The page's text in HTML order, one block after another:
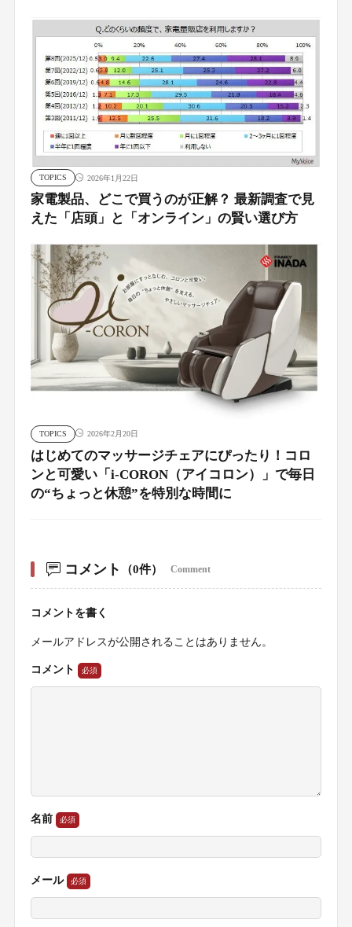
TOPICS 2026年1月22日
家電製品、どこで買うのが正解？ 最新調査で見
えた「店頭」と「オンライン」の賢い選び方
TOPICS 2026年2月20日
はじめてのマッサージチェアにぴったり！コロ
ンと可愛い「i-CORON（アイコロン）」で毎日
の“ちょっと休憩”を特別な時間に
コメント （0件） Comment
コメントを書く
メールアドレスが公開されることはありません。
コメント
名前
メール